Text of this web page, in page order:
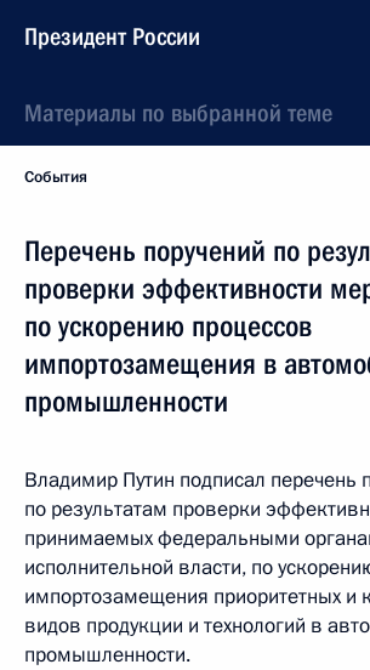
Президент России
Материалы по выбранной теме
События
Перечень поручений по
проверки эффективности
по ускорению процессов
импортозамещения в
промышленности
Владимир Путин подписал перечень
по результатам проверки
принимаемых федеральными
исполнительной власти, по
импортозамещения приоритетных и
видов продукции и технологий в
промышленности.